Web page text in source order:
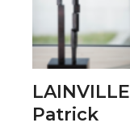
LAINVILLE
Patrick